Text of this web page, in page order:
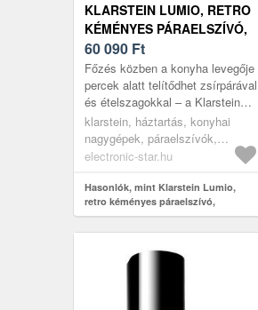
KLARSTEIN LUMIO, RETRO
KÉMÉNYES PÁRAELSZÍVÓ,
CHAMPAGNE
60 090 Ft
Főzés közben a konyha levegője
percek alatt telítődhet zsírpárával
és ételszagokkal – a Klarstein
Lumio páraelszívó azonban akár
352 m³/h szívótelj...
klarstein, háztartás, konyhai
nagygépek, páraelszívók,
kéményes és fali páraelszívók
electronic-star.hu
Hasonlók, mint Klarstein Lumio,
retro kéményes páraelszívó,
champagne